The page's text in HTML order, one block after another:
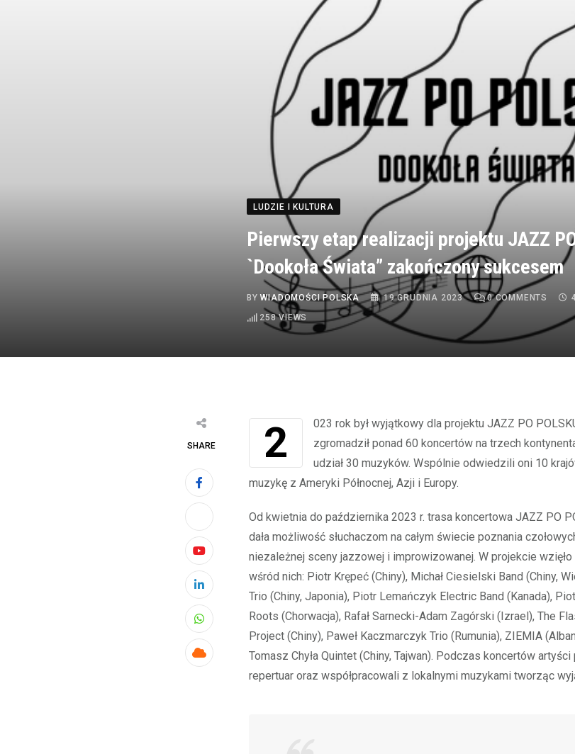
LUDZIE I KULTURA
Pierwszy etap realizacji projektu JAZZ
`Dookoła Świata” zakończony sukcesem
BYWIADOMOŚCI POLSKA 19 GRUDNIA 2023 0COMMENTS
258VIEWS
SHARE
Youtube
LinkedIn
Whatsapp
Cloud
2023 rok był wyjątkowy dla projektu JAZZ PO POLSKU „Dookoła Świata”, który
zgromadził ponad 60 koncertów na trzech
udział 30 muzyków. Wspólnie odwiedzili oni 10
muzykę z Ameryki Północnej, Azji i Europy.
Od kwietnia do października 2023 r. trasa koncertowa JAZZ PO
dała możliwość słuchaczom na całym świecie poznania
niezależnej sceny jazzowej i improwizowanej. W projekcie wzięło
wśród nich: Piotr Krępeć (Chiny), Michał Ciesielski Band (Chiny,
Trio (Chiny, Japonia), Piotr Lemańczyk Electric Band (Kanada),
Roots (Chorwacja), Rafał Sarnecki-Adam Zagórski (Izrael), The
Project (Chiny), Paweł Kaczmarczyk Trio (Rumunia), ZIEMIA
Tomasz Chyła Quintet (Chiny, Tajwan). Podczas koncertów
repertuar oraz współpracowali z lokalnymi muzykami tworząc